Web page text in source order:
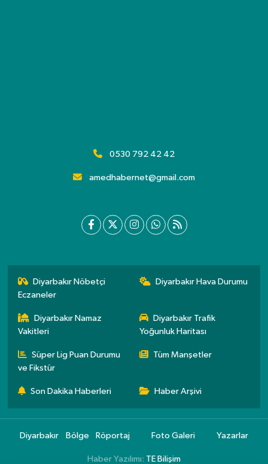
0530 792 42 42
amedhabernet@gmail.com
Diyarbakır Nöbetçi
Eczaneler
Diyarbakır Hava Durumu
Diyarbakır Namaz
Vakitleri
Diyarbakır Trafik
Yoğunluk Haritası
Süper Lig Puan Durumu
ve Fikstür
Tüm Manşetler
Son Dakika Haberleri Haber Arşivi
Diyarbakır Bölge Röportaj Foto Galeri Yazarlar
Haber Yazılımı: TE Bilişim